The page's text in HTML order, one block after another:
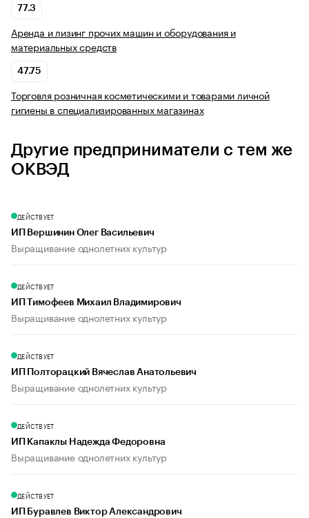
77.3
Аренда и лизинг прочих машин и оборудования и
материальных средств
47.75
Торговля розничная косметическими и товарами личной
гигиены в специализированных магазинах
Другие предприниматели с тем же
ОКВЭД
ДЕЙСТВУЕТ
ИП Вершинин Олег Васильевич
Выращивание однолетних культур
ДЕЙСТВУЕТ
ИП Тимофеев Михаил Владимирович
Выращивание однолетних культур
ДЕЙСТВУЕТ
ИП Полторацкий Вячеслав Анатольевич
Выращивание однолетних культур
ДЕЙСТВУЕТ
ИП Капаклы Надежда Федоровна
Выращивание однолетних культур
ДЕЙСТВУЕТ
ИП Буравлев Виктор Александрович